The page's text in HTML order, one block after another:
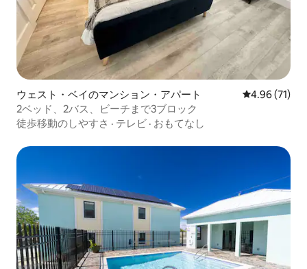
ウェスト・ベイのマンション・アパート レビュー71
4.96 (71)
2ベッド、2バス、ビーチまで3ブロック
徒歩移動のしやすさ · テレビ · おもてなし